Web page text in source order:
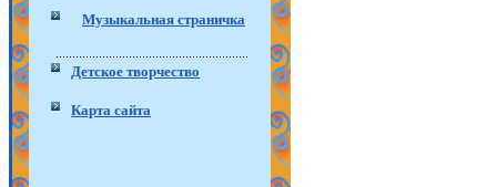
Музыкальная страничка
Детское творчество
Карта сайта